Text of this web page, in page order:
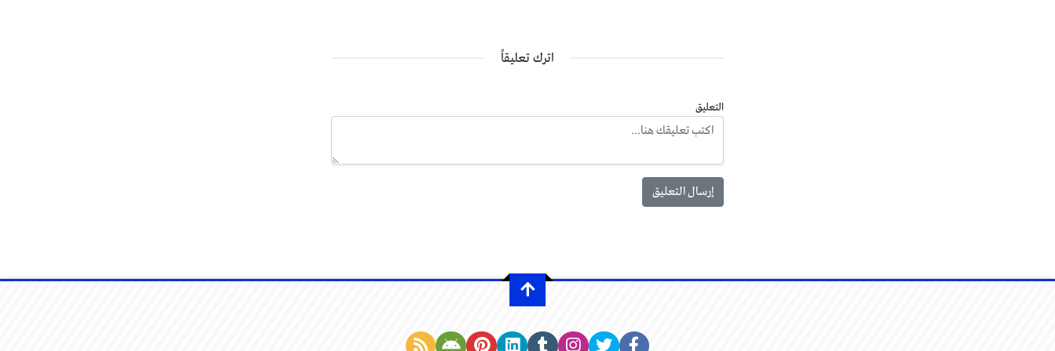
اترك تعليقاً
التعليق